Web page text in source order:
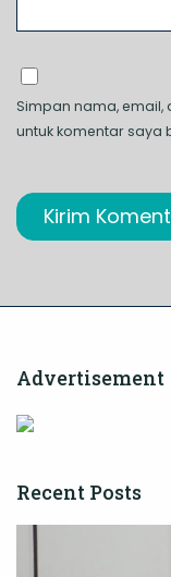
Simpan nama,
untuk komentar saya
Advertisement
Recent Posts